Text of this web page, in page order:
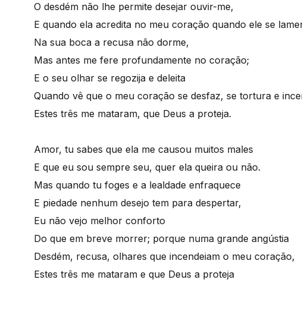
O desdém não lhe permite desejar ouvir-me,
E quando ela acredita no meu coração quando ele se
Na sua boca a recusa não dorme,
Mas antes me fere profundamente no coração;
E o seu olhar se regozija e deleita
Quando vê que o meu coração se desfaz, se tortura e
Estes três me mataram, que Deus a proteja.
Amor, tu sabes que ela me causou muitos males
E que eu sou sempre seu, quer ela queira ou não.
Mas quando tu foges e a lealdade enfraquece
E piedade nenhum desejo tem para despertar,
Eu não vejo melhor conforto
Do que em breve morrer; porque numa grande angústia
Desdém, recusa, olhares que incendeiam o meu coração,
Estes três me mataram e que Deus a proteja